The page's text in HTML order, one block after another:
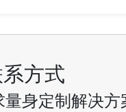
方式
身定制解决方